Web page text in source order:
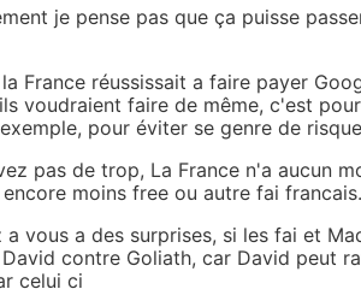
je pense pas que ça puisse
France réussissait a faire payer
voudraient faire de même, c'est
pour éviter se genre de
pas de trop, La France n'a aucun
moins free ou autre fai francais.
vous a des surprises, si les fai et
contre Goliath, car David peut
celui ci